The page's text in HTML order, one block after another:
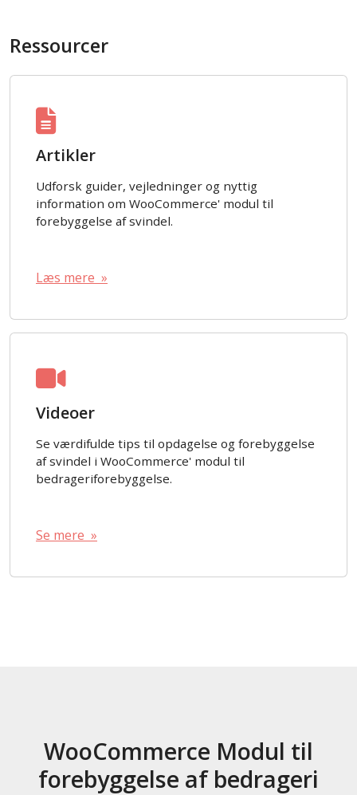
Ressourcer
Artikler
Udforsk guider, vejledninger og nyttig
information om WooCommerce' modul til
forebyggelse af svindel.
Læs mere »
Videoer
Se værdifulde tips til opdagelse og forebyggelse
af svindel i WooCommerce' modul til
bedrageriforebyggelse.
Se mere »
WooCommerce Modul til
forebyggelse af bedrageri